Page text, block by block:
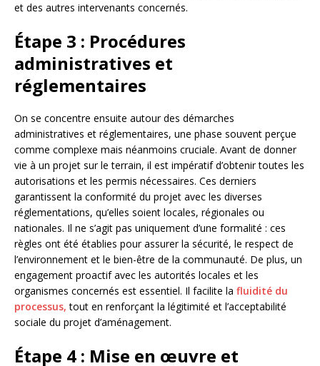
et des autres intervenants concernés.
Étape 3 : Procédures
administratives et
réglementaires
On se concentre ensuite autour des démarches
administratives et réglementaires, une phase souvent perçue
comme complexe mais néanmoins cruciale. Avant de donner
vie à un projet sur le terrain, il est impératif d’obtenir toutes les
autorisations et les permis nécessaires. Ces derniers
garantissent la conformité du projet avec les diverses
réglementations, qu’elles soient locales, régionales ou
nationales. Il ne s’agit pas uniquement d’une formalité : ces
règles ont été établies pour assurer la sécurité, le respect de
l’environnement et le bien-être de la communauté. De plus, un
engagement proactif avec les autorités locales et les
organismes concernés est essentiel. Il facilite la fluidité du
processus, tout en renforçant la légitimité et l’acceptabilité
sociale du projet d’aménagement.
Étape 4 : Mise en œuvre et